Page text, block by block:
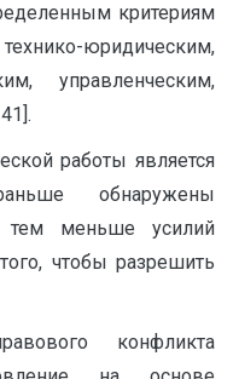
критериям
юридическим,
управленческим,
работы является
обнаружены
тем меньше усилий
чтобы разрешить
конфликта